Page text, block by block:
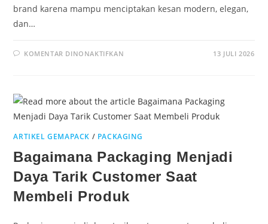
brand karena mampu menciptakan kesan modern, elegan,
dan…
KOMENTAR DINONAKTIFKAN 13 JULI 2026
ARTIKEL GEMAPACK / PACKAGING
Bagaimana Packaging Menjadi
Daya Tarik Customer Saat
Membeli Produk